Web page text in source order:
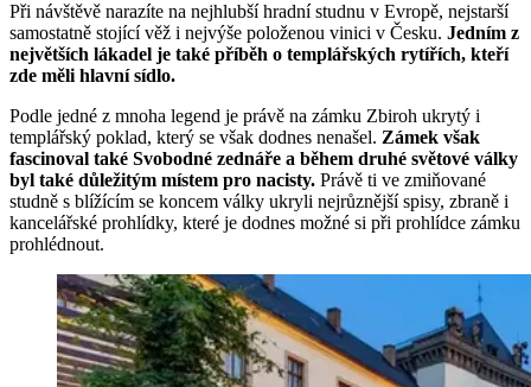
Při návštěvě narazíte na nejhlubší hradní studnu v Evropě, nejstarší
samostatně stojící věž i nejvýše položenou vinici v Česku. Jedním z
největších lákadel je také příběh o templářských rytířích, kteří
zde měli hlavní sídlo.
Podle jedné z mnoha legend je právě na zámku Zbiroh ukrytý i
templářský poklad, který se však dodnes nenašel. Zámek však
fascinoval také Svobodné zednáře a během druhé světové války
byl také důležitým místem pro nacisty. Právě ti ve zmiňované
studně s blížícím se koncem války ukryli nejrůznější spisy, zbraně i
kancelářské prohlídky, které je dodnes možné si při prohlídce zámku
prohlédnout.